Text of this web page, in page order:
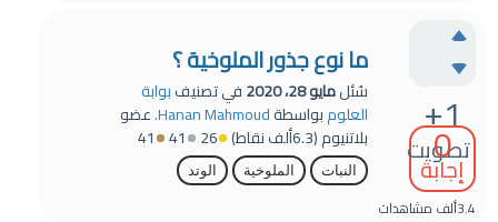
+1
تصويت
0
إجابة
3.4ألف مشاهدات
ما نوع جذور الملوخية ؟
سُئلمايو 28، 2020 في تصنيفبوابة
العلومبواسطةHanan Mahmoud. عضو
بلاتنيوم(6.3ألف نقاط) 26
41
41
النبات الملوخية الوتد